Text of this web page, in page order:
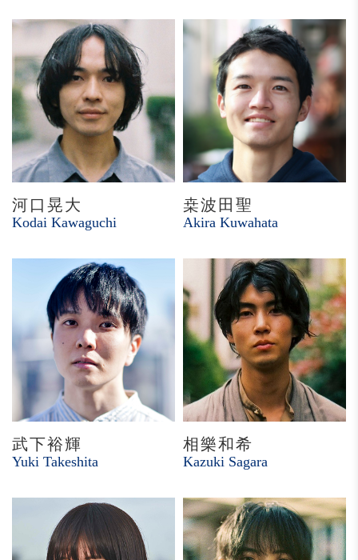
河口晃大
Kodai Kawaguchi
桒波田聖
Akira Kuwahata
武下裕輝
Yuki Takeshita
相樂和希
Kazuki Sagara